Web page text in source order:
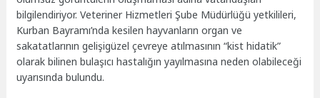
bilgilendiriyor. Veteriner Hizmetleri Şube Müdürlüğü yetkilileri,
Kurban Bayramı’nda kesilen hayvanların organ ve
sakatatlarının gelişigüzel çevreye atılmasının “kist hidatik”
olarak bilinen bulaşıcı hastalığın yayılmasına neden olabileceği
uyarısında bulundu.